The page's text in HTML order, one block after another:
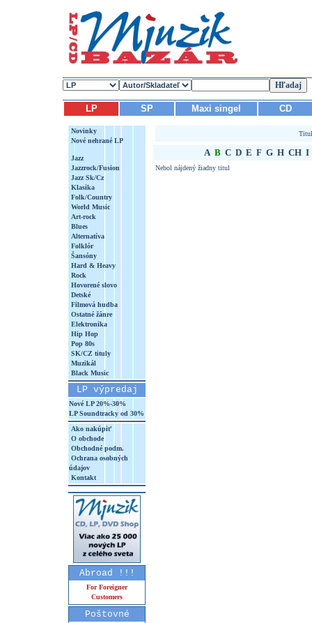
LP SP Maxi singel CD
Novinky
Nové nehrané LP
Jazz
Jazzrock/Fusion
Jazz Sk/Cz
Klasika
Folk/Country
World Music
Art-rock
Blues
Alternatíva
Folklór
Šansóny
Hard & Heavy
Rock
Hovorené slovo
Detské
Filmová hudba
Ostatné žánre
Elektronika
Hip Hop
Pop 80s
SK/CZ tituly
Muzikál
Black Music
LP výpredaj
Nové LP 20%-30%
LP Soundtracky od 30%
Ako nakúpiť
O obchode
Obchodné podm.
Ochrana osobných
údajov
Kontakt
Abroad !!!
For Foreigner
Customers
Poštovné
A B C D E F G H CH I
Nebol nájdený žiadny titul